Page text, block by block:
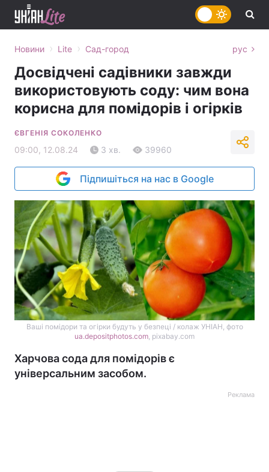
Новини › Lite › Сад-город рус
Досвідчені садівники завжди
використовують соду: чим вона
корисна для помідорів і огірків
ЄВГЕНІЯ СОКОЛЕНКО
09:00, 12.08.24 3 хв. 39960
Підпишіться на нас в Google
Ваші помідори та огірки будуть у безпеці / колаж УНІАН, фото
ua.depositphotos.com, pixabay.com
Харчова сода для помідорів є
універсальним засобом.
Реклама